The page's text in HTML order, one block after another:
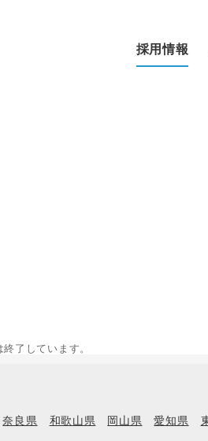
採用情報
了しています。
奈良県 和歌山県 岡山県 愛知県